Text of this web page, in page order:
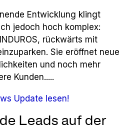
Entwicklung klingt
jedoch hoch komplex:
rückwärts mit
Sie eröffnet neue
und noch mehr
Kunden.....
Update lesen!
Leads auf der